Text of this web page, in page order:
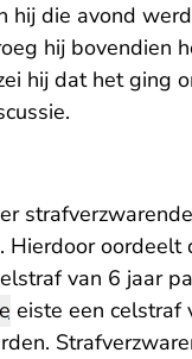
hij die avond
hij bovendien
hij dat het ging
strafverzwarende
Hierdoor oordeelt
van 6 jaar
eiste een celstraf